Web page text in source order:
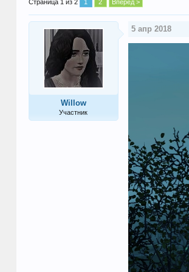
Страница 1 из 2 1 2 Вперёд >
Willow
Участник
5 апр 2018